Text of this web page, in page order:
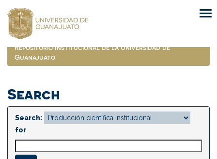
navigation
Repositorio Institucional de la Universidad de
Guanajuato
Search
Search:
for